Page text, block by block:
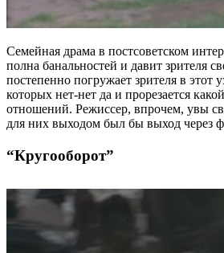
Семейная драма в постсоветском
полна банальностей и давит зрителя
постепенно погружает зрителя в
которых нет-нет да и прорезается
отношений. Режиссер, впрочем, увы
для них выходом был бы выход через
“Кругооборот”